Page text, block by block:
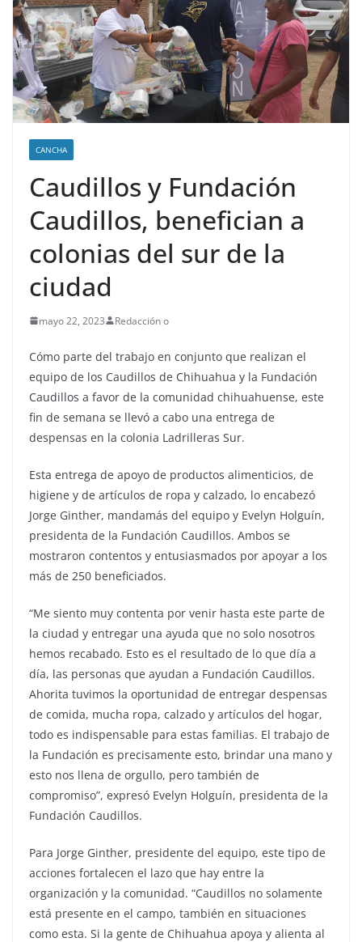
CANCHA
Caudillos y Fundación
Caudillos, benefician a
colonias del sur de la
ciudad
mayo 22, 2023 Redacción o
Cómo parte del trabajo en conjunto que realizan el
equipo de los Caudillos de Chihuahua y la Fundación
Caudillos a favor de la comunidad chihuahuense, este
fin de semana se llevó a cabo una entrega de
despensas en la colonia Ladrilleras Sur.
Esta entrega de apoyo de productos alimenticios, de
higiene y de artículos de ropa y calzado, lo encabezó
Jorge Ginther, mandamás del equipo y Evelyn Holguín,
presidenta de la Fundación Caudillos. Ambos se
mostraron contentos y entusiasmados por apoyar a los
más de 250 beneficiados.
“Me siento muy contenta por venir hasta este parte de
la ciudad y entregar una ayuda que no solo nosotros
hemos recabado. Esto es el resultado de lo que día a
día, las personas que ayudan a Fundación Caudillos.
Ahorita tuvimos la oportunidad de entregar despensas
de comida, mucha ropa, calzado y artículos del hogar,
todo es indispensable para estas familias. El trabajo de
la Fundación es precisamente esto, brindar una mano y
esto nos llena de orgullo, pero también de
compromiso”, expresó Evelyn Holguín, presidenta de la
Fundación Caudillos.
Para Jorge Ginther, presidente del equipo, este tipo de
acciones fortalecen el lazo que hay entre la
organización y la comunidad. “Caudillos no solamente
está presente en el campo, también en situaciones
como esta. Si la gente de Chihuahua apoya y alienta al